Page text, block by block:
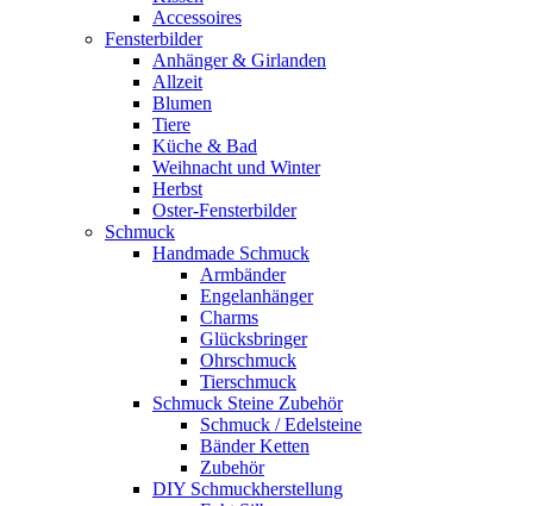
Accessoires
Fensterbilder
Anhänger & Girlanden
Allzeit
Blumen
Tiere
Küche & Bad
Weihnacht und Winter
Herbst
Oster-Fensterbilder
Schmuck
Handmade Schmuck
Armbänder
Engelanhänger
Charms
Glücksbringer
Ohrschmuck
Tierschmuck
Schmuck Steine Zubehör
Schmuck / Edelsteine
Bänder Ketten
Zubehör
DIY Schmuckherstellung